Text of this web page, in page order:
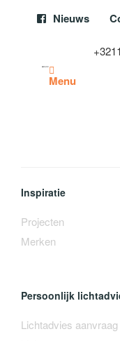
Nieuws
Menu
Inspiratie
Projecten
Merken
Persoonlijk
Lichtadvies aanvraag